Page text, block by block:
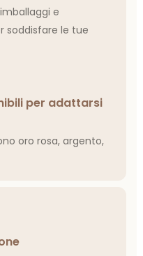
e
soddisfare le tue
per adattarsi
oro rosa, argento,